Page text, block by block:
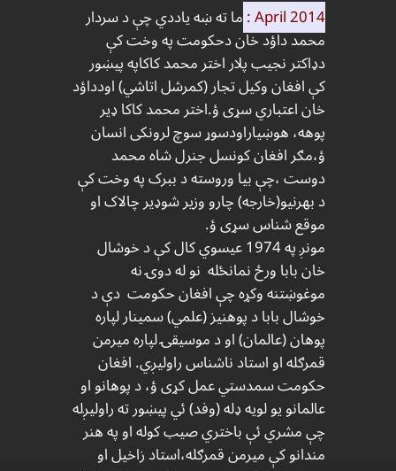
April 2014 : ما ته ښه یاددي چې د سردار
محمد داؤد خان دحکومت په وخت کې
دډاکتر نجیب پلار اختر محمد کاکاپه پيښور
کې افغان وکیل تجار (کمرشل اتاشي) اودداؤد
خان اعتباري سړی ؤ.اختر محمد کاکا ډیر
پوهه، هوښیاراودسوړ سوچ لرونکی انسان
ؤ،مګر افغان کونسل جنرل شاه محمد
دوست ،چې بیا وروسته د ببرک په وخت کې
د بهرنیو(خارجه) چارو وزیر شوډیر چالاک او
موقع شناس سړی ؤ.
مونږ په 1974 عیسوي کال کې د خوشال
خان بابا ورځ نمانځله نو له دوۍ نه
موغوښتنه وکړه چې افغان حکومت دې د
خوشال بابا د پوهنیز (علمي) سمینار لپاره
پوهان (عالمان) او د موسیقۍ لپاره میرمن
قمرګله او استاد ناشناس راولیږي. افغان
حکومت سمدستي عمل کړی ؤ، د پوهانو او
عالمانو یو لویه ډله (وفد) ئي پيښور ته راولیږله
چې مشري ئې باختري صیب کوله او په هنر
مندانو کې میرمن قمرګله،استاد زاخیل او